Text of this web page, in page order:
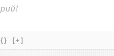
{} [+]